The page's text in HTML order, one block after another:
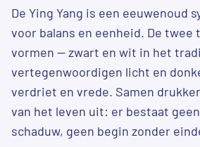
De Ying Yang is een eeuwenoud
voor balans en eenheid. De
vormen — zwart en wit in het
vertegenwoordigen licht en
verdriet en vrede. Samen
van het leven uit: er bestaat
schaduw, geen begin zonder